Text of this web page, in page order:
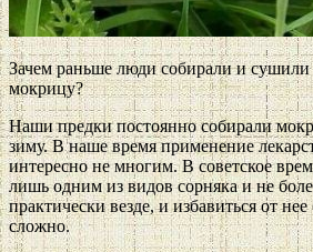
Зачем раньше люди собирали и сушили
мокрицу?
Наши предки постоянно собирали
зиму. В наше время применение
интересно не многим. В советское
лишь одним из видов сорняка и не
практически везде, и избавиться от
сложно.